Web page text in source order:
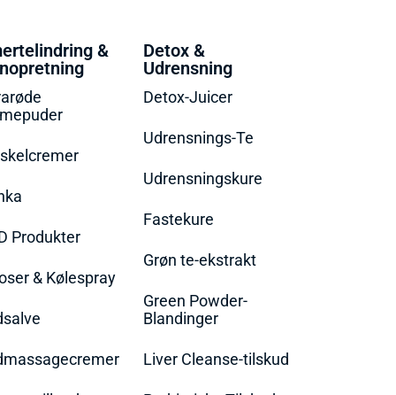
&
Produkter
& Kølespray
Detox &
Udrensning
Detox-Juicer
Udrensnings-Te
Udrensningskure
Fastekure
Grøn te-ekstrakt
Green Powder-
Blandinger
Liver Cleanse-tilskud